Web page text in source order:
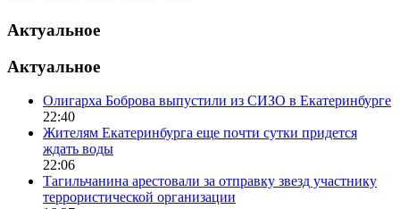
Актуальное
Актуальное
Олигарха Боброва выпустили из СИЗО в Екатеринбурге
22:40
Жителям Екатеринбурга еще почти сутки придется
ждать воды
22:06
Тагильчанина арестовали за отправку звезд участнику
террористической организации